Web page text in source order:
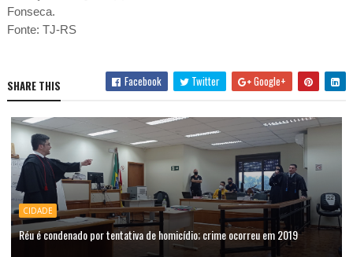
Fonseca.
Fonte: TJ-RS
SHARE THIS Facebook Twitter Google+
CIDADE
Réu é condenado por tentativa de homicídio; crime ocorreu em 2019